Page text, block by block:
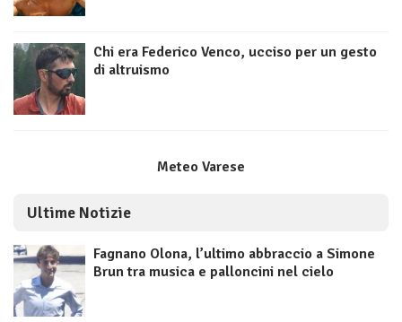
Chi era Federico Venco, ucciso per un gesto
di altruismo
Meteo Varese
Ultime Notizie
Fagnano Olona, l’ultimo abbraccio a Simone
Brun tra musica e palloncini nel cielo